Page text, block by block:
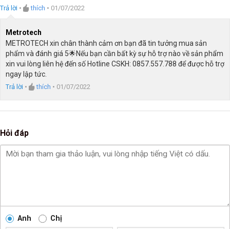
hạng5 5
Trả lời • thích • 01/07/2022
Metrotech
METROTECH xin chân thành cảm ơn bạn đã tin tưởng mua sản
phẩm và đánh giá 5🌟Nếu bạn cần bất kỳ sự hỗ trợ nào về sản phẩm
xin vui lòng liên hệ đến số Hotline CSKH: 0857.557.788 để được hỗ trợ
ngay lập tức.
Trả lời • thích • 01/07/2022
Hỏi đáp
Anh Chị